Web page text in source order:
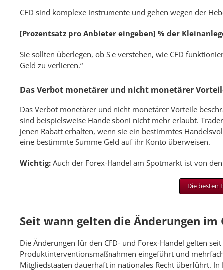
CFD sind komplexe Instrumente und gehen wegen der
[Prozentsatz pro Anbieter eingeben] % der
Sie sollten überlegen, ob Sie verstehen, wie CFD
Geld zu verlieren.“
Das Verbot monetärer und nicht monetärer
Das Verbot monetärer und nicht monetärer Vorteile
sind beispielsweise Handelsboni nicht mehr erlaubt.
jenen Rabatt erhalten, wenn sie ein bestimmtes
eine bestimmte Summe Geld auf ihr Konto überweisen.
Wichtig: Auch der Forex-Handel am Spotmarkt ist von
Die besten
Seit wann gelten die Änderungen im
Die Änderungen für den CFD- und Forex-Handel gelten
Produktinterventionsmaßnahmen eingeführt und
Mitgliedstaaten dauerhaft in nationales Recht überführt.